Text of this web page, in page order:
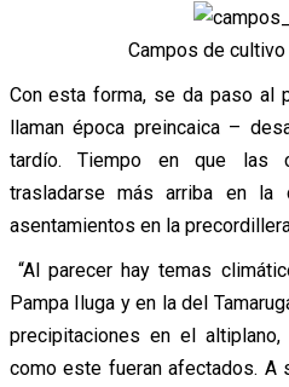
Campos de
Con esta forma, se da paso al
llaman época preincaica –
tardío. Tiempo en que las
trasladarse más arriba en la
asentamientos en la
“Al parecer hay temas
Pampa Iluga y en la del
precipitaciones en el
como este fueran afectados. A